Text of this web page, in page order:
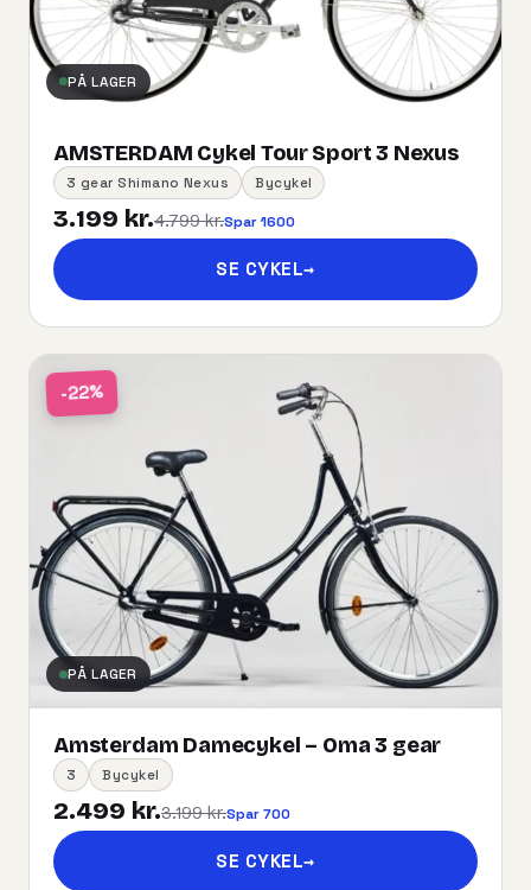
PÅ LAGER
AMSTERDAM Cykel Tour Sport 3 Nexus
3 gear Shimano Nexus Bycykel
3.199 kr.4.799 kr.Spar 1600
SE CYKEL→
-22%
PÅ LAGER
Amsterdam Damecykel – Oma 3 gear
3 Bycykel
2.499 kr.3.199 kr.Spar 700
SE CYKEL→